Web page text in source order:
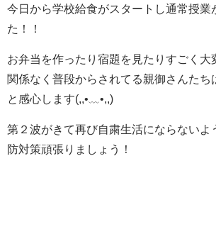
今日から学校給食がスタートし通常授業
た！！
お弁当を作ったり 宿題を見たりすごく大
関係なく普段からされてる親御さんたち
と感心します(,,•﹏•,,)
第２波がきて再び自粛生活にならないよ
防対策頑張りましょう！